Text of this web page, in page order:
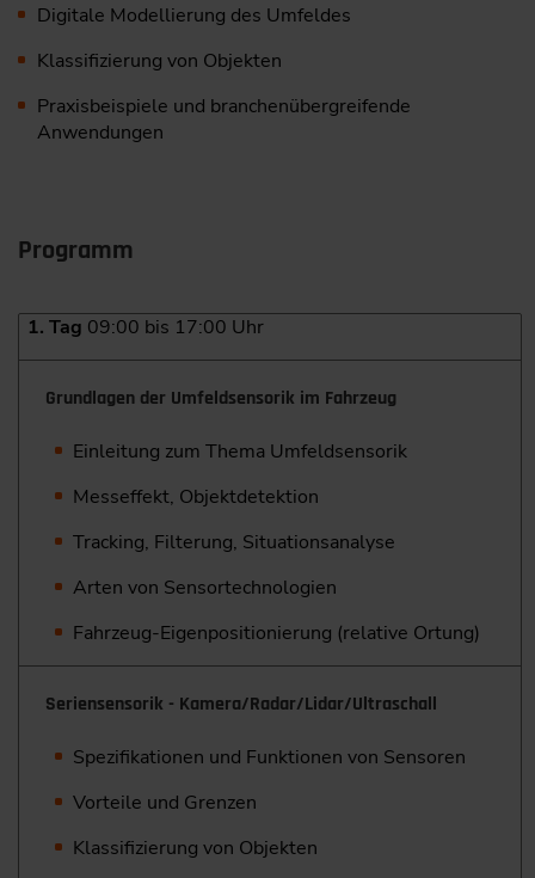
Digitale Modellierung des Umfeldes
Klassifizierung von Objekten
Praxisbeispiele und branchenübergreifende
Anwendungen
Programm
1. Tag 09:00 bis 17:00 Uhr
Grundlagen der Umfeldsensorik im Fahrzeug
Einleitung zum Thema Umfeldsensorik
Messeffekt, Objektdetektion
Tracking, Filterung, Situationsanalyse
Arten von Sensortechnologien
Fahrzeug-Eigenpositionierung (relative Ortung)
Seriensensorik - Kamera/Radar/Lidar/Ultraschall
Spezifikationen und Funktionen von Sensoren
Vorteile und Grenzen
Klassifizierung von Objekten